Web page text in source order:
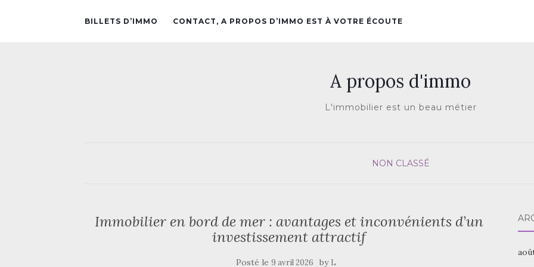
BILLETS D’IMMO CONTACT, A PROPOS D’IMMO EST À VOTRE ÉCOUTE
A propos d'immo
L'immobilier est un beau métier
NON CLASSÉ
Immobilier en bord de mer : avantages et inconvénients d’un
investissement attractif
Posté le9 avril 2026 by L